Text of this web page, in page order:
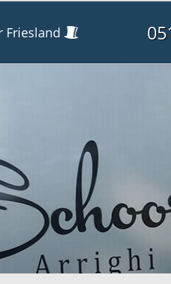
Friesland